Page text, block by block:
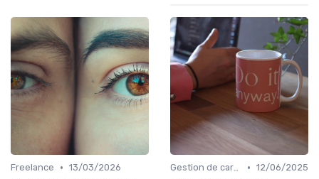
Freelance • 13/03/2026
Gestion de carrière • 12/06/2025